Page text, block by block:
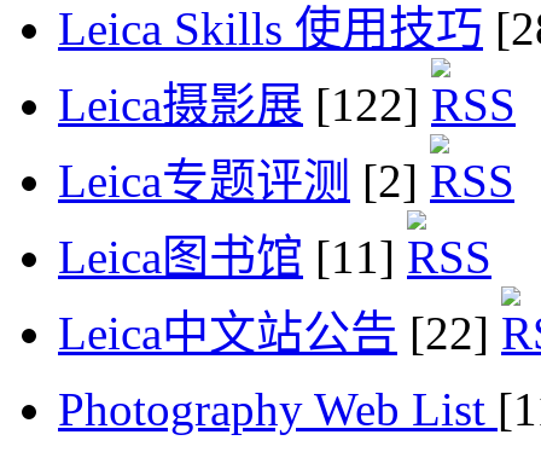
Leica Skills 使用技巧
Leica摄影展 [122]
Leica专题评测 [2]
Leica图书馆 [11]
Leica中文站公告 [22]
Photography Web List